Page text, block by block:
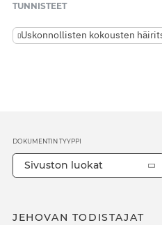
TUNNISTEET
Uskonnollisten kokousten
JEHOVAN TODISTAJAT
DOKUMENTIN TYYPPI
Sivuston luokat